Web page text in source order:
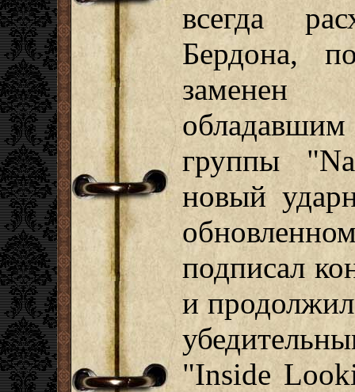
всегда
Бердона,
заменен
группы
новый
подписал
и
"Inside